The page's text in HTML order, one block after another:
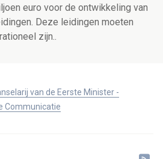
euro voor de ontwikkeling van
Deze leidingen moeten
zijn..
van de Eerste Minister -
Communicatie